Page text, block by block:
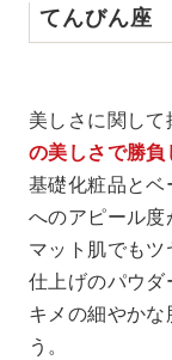
てんびん座
美しさに関して
の美しさで勝負
基礎化粧品と
へのアピール度
マット肌でもツ
仕上げのパウダ
キメの細やか
う。